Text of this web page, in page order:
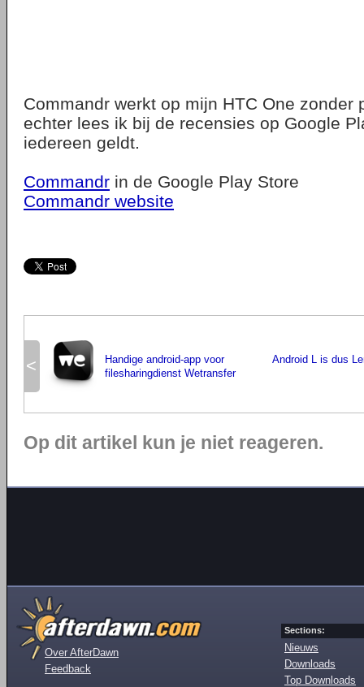
Commandr werkt op mijn HTC One zonder
echter lees ik bij de recensies op Google
iedereen geldt.
Commandr in de Google Play Store
Commandr website
<
Handige android-app voor
filesharingdienst Wetransfer
Android L is dus
Op dit artikel kun je niet reageren.
Over AfterDawn
Feedback
Sections:
Nieuws
Downloads
Top Downloads